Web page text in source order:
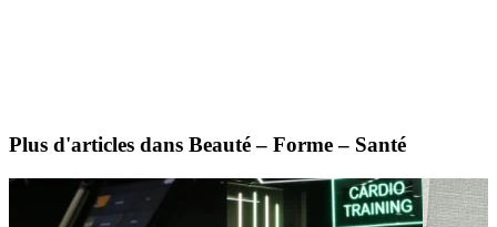
Plus d'articles dans Beauté – Forme – Santé